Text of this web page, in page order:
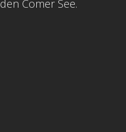
den Comer See.